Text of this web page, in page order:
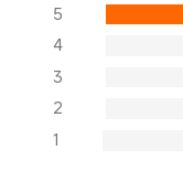
5
4
3
2
1